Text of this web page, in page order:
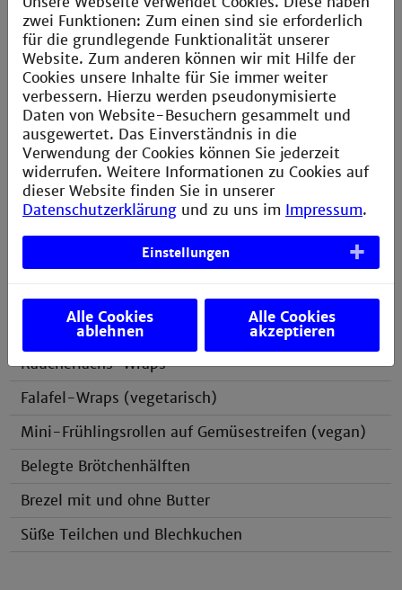
abschließen werden (inkl. Abgabe der Abschlussarbeit
und Kolloquium).
Der Unkostenbeitrag für Buffet und Getränke beträgt
10 EUR / Absolvent und 20 EUR / Person für
Begleitpersonen.
Die Anmeldung ist bis zum 30.09.2026 möglich,
sofern noch Plätze frei sind.
Zur Anmeldung geht es hier.
Buffet und Getränke
Fingerfood-Buffet
Räucherlachs-Wraps
Falafel-Wraps (vegetarisch)
Mini-Frühlingsrollen auf Gemüsestreifen (vegan)
Belegte Brötchenhälften
Brezel mit und ohne Butter
Süße Teilchen und Blechkuchen
zwei Funktionen: Zum einen sind sie erforderlich
für die grundlegende Funktionalität unserer
Website. Zum anderen können wir mit Hilfe der
Cookies unsere Inhalte für Sie immer weiter
verbessern. Hierzu werden pseudonymisierte
Daten von Website-Besuchern gesammelt und
ausgewertet. Das Einverständnis in die
Verwendung der Cookies können Sie jederzeit
widerrufen. Weitere Informationen zu Cookies auf
dieser Website finden Sie in unserer
Datenschutzerklärung und zu uns im Impressum.
Einstellungen
Alle Cookies
ablehnen
Alle Cookies
akzeptieren